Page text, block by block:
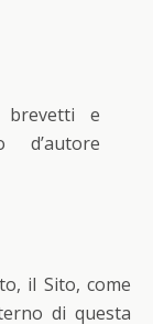
brevetti e
il Sito, come
di questa